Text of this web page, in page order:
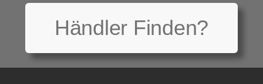
Händler Finden?